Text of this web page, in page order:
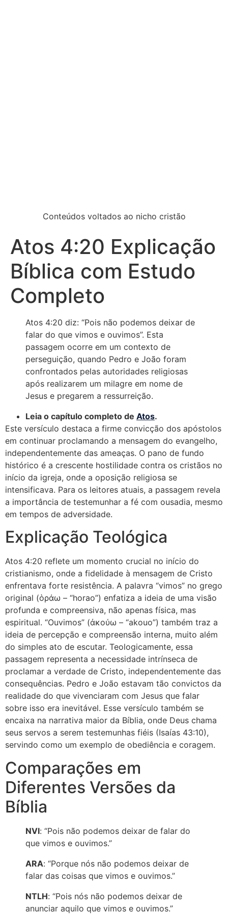
Conteúdos voltados ao nicho cristão
Atos 4:20 Explicação
Bíblica com Estudo
Completo
Atos 4:20 diz: “Pois não podemos deixar de
falar do que vimos e ouvimos”. Esta
passagem ocorre em um contexto de
perseguição, quando Pedro e João foram
confrontados pelas autoridades religiosas
após realizarem um milagre em nome de
Jesus e pregarem a ressurreição.
Leia o capítulo completo de Atos.
Este versículo destaca a firme convicção dos apóstolos
em continuar proclamando a mensagem do evangelho,
independentemente das ameaças. O pano de fundo
histórico é a crescente hostilidade contra os cristãos no
início da igreja, onde a oposição religiosa se
intensificava. Para os leitores atuais, a passagem revela
a importância de testemunhar a fé com ousadia, mesmo
em tempos de adversidade.
Explicação Teológica
Atos 4:20 reflete um momento crucial no início do
cristianismo, onde a fidelidade à mensagem de Cristo
enfrentava forte resistência. A palavra “vimos” no grego
original (ὁράω – “horao”) enfatiza a ideia de uma visão
profunda e compreensiva, não apenas física, mas
espiritual. “Ouvimos” (ἀκούω – “akouo”) também traz a
ideia de percepção e compreensão interna, muito além
do simples ato de escutar. Teologicamente, essa
passagem representa a necessidade intrínseca de
proclamar a verdade de Cristo, independentemente das
consequências. Pedro e João estavam tão convictos da
realidade do que vivenciaram com Jesus que falar
sobre isso era inevitável. Esse versículo também se
encaixa na narrativa maior da Bíblia, onde Deus chama
seus servos a serem testemunhas fiéis (Isaías 43:10),
servindo como um exemplo de obediência e coragem.
Comparações em
Diferentes Versões da
Bíblia
NVI: “Pois não podemos deixar de falar do
que vimos e ouvimos.”
ARA: “Porque nós não podemos deixar de
falar das coisas que vimos e ouvimos.”
NTLH: “Pois nós não podemos deixar de
anunciar aquilo que vimos e ouvimos.”